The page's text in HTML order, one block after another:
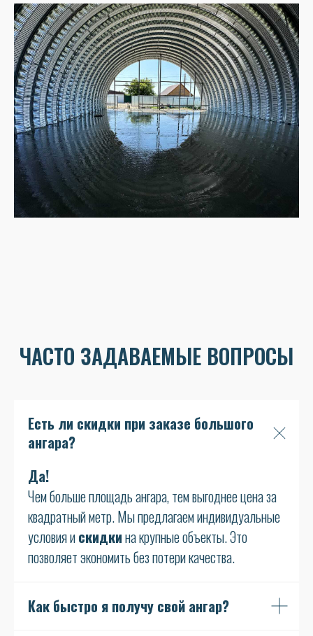
ЧАСТО ЗАДАВАЕМЫЕ ВОПРОСЫ
Есть ли скидки при заказе большого
ангара?
Да!
Чем больше площадь ангара, тем выгоднее цена за
квадратный метр. Мы предлагаем индивидуальные
условия искидкина крупные объекты. Это
позволяет экономить без потери качества.
Как быстро я получу свой ангар?